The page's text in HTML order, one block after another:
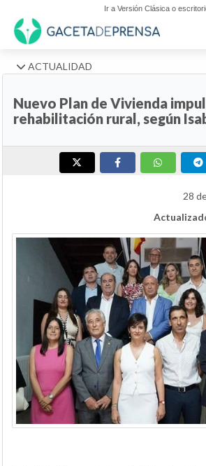
Ir a Versión Clásica o
ACTUALIDAD
Nuevo Plan de Vivienda
rehabilitación rural, según
28